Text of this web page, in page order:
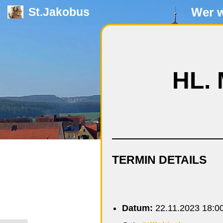
St.Jakobus Wer
HL.
TERMIN DETAILS
Datum: 22.11.2023